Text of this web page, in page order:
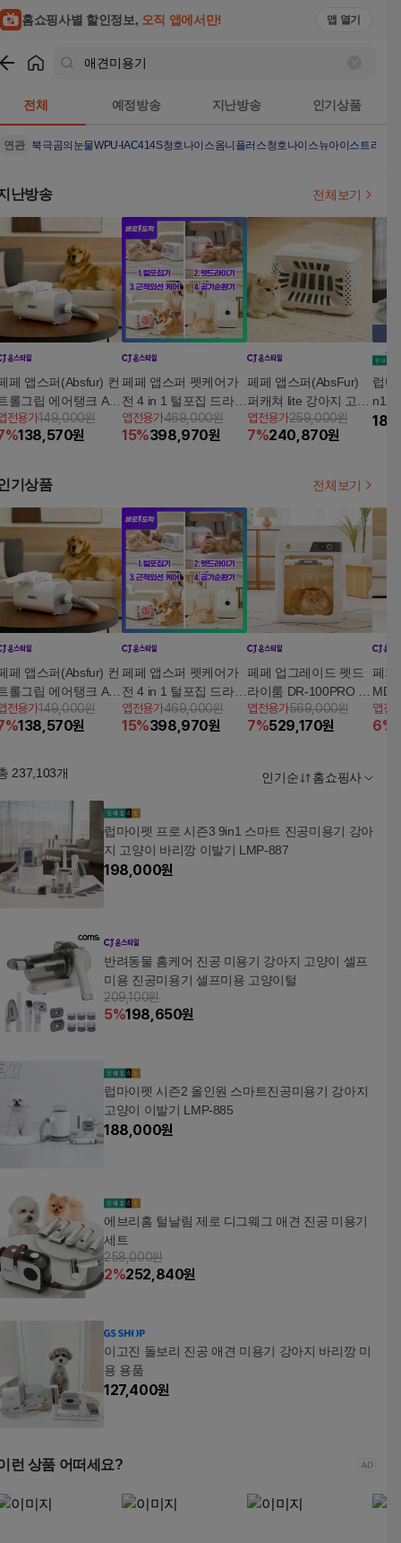
홈쇼핑사별 할인정보, 오직 앱에서만! 앱 열기
전체 예정방송 지난방송 인기상품
연관 북극곰의눈물WPU-IAC414S청호나이스옴니플러스청호나이스뉴아이스트리
난방송 전체보기
페 앱스퍼(Absfur) 컨
롤그립 에어탱크 AT-
펫드라이기 강아지
라이기
전용가149,000원
%138,570원
페페 앱스퍼 펫케어가
전 4 in 1 털포집 드라이
기 적외선 공청기
앱전용가469,000원
15%398,970원
페페 앱스퍼(AbsFur)
퍼캐쳐 lite 강아지 고양
이 털포집기 + 펫전용
공기청정기(AP모듈 별
앱전용가259,000원
7%240,870원
럽마
n1
강아
기상품 전체보기
페 앱스퍼(Absfur) 컨
롤그립 에어탱크 AT-
펫드라이기 강아지
라이기
전용가149,000원
%138,570원
페페 앱스퍼 펫케어가
전 4 in 1 털포집 드라이
기 적외선 공청기
앱전용가469,000원
15%398,970원
페페 업그레이드 펫드
라이룸 DR-100PRO 강
아지 고양이 애견
앱전용가569,000원
7%529,170원
페페
앱전
6%
237,103개 인기순 홈쇼핑사
럽마이펫 프로 시즌3 9in1 스마트 진공미용기 강아
지 고양이 바리깡 이발기 LMP-887
198,000원
반려동물 홈케어 진공 미용기 강아지 고양이 셀프
미용 진공미용기 셀프미용 고양이털
209,100원
5%198,650원
럽마이펫 시즌2 올인원 스마트진공미용기 강아지
고양이 이발기 LMP-885
188,000원
에브리홈 털날림 제로 디그웨그 애견 진공 미용기
세트
258,000원
2%252,840원
이고진 돌보리 진공 애견 미용기 강아지 바리깡 미
용 용품
127,400원
런 상품 어떠세요?